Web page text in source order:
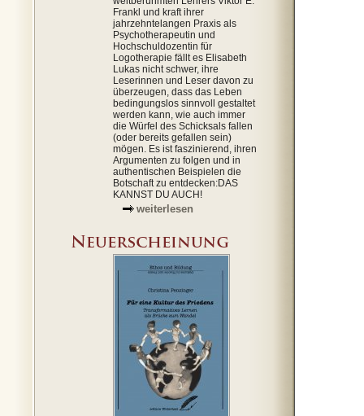
Frankl und kraft ihrer
jahrzehntelangen Praxis als
Psychotherapeutin und
Hochschuldozentin für
Logotherapie fällt es Elisabeth
Lukas nicht schwer, ihre
Leserinnen und Leser davon zu
überzeugen, dass das Leben
bedingungslos sinnvoll gestaltet
werden kann, wie auch immer
die Würfel des Schicksals fallen
(oder bereits gefallen sein)
mögen. Es ist faszinierend, ihren
Argumenten zu folgen und in
authentischen Beispielen die
Botschaft zu entdecken:DAS
KANNST DU AUCH!
weiterlesen